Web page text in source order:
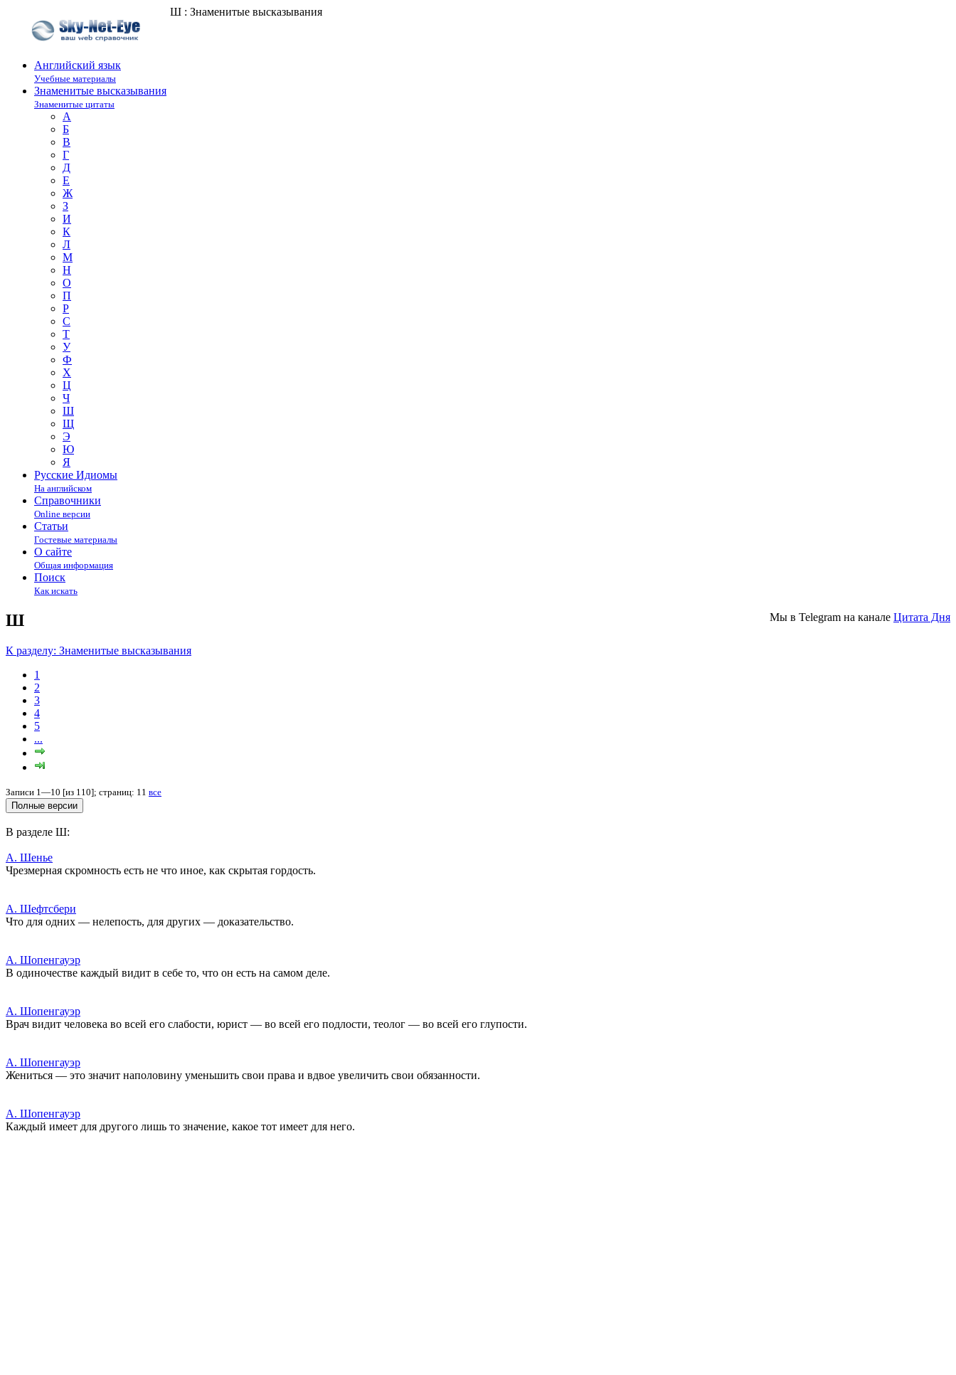
Ш : Знаменитые высказывания
Английский язык
Учебные материалы
Знаменитые высказывания
Знаменитые цитаты
А
Б
В
Г
Д
Е
Ж
З
И
К
Л
М
Н
О
П
Р
С
Т
У
Ф
Х
Ц
Ч
Ш
Щ
Э
Ю
Я
Русские Идиомы
На английском
Справочники
Online версии
Статьи
Гостевые материалы
О сайте
Общая информация
Поиск
Как искать
Мы в Telegram на канале Цитата Дня
Ш
К разделу: Знаменитые высказывания
1
2
3
4
5
...
Записи 1—10 [из 110]; страниц: 11 все
В разделе Ш:
А. Шенье
Чрезмерная скромность есть не что иное, как скрытая гордость.
А. Шефтсбери
Что для одних — нелепость, для других — доказательство.
А. Шопенгауэр
В одиночестве каждый видит в себе то, что он есть на самом деле.
А. Шопенгауэр
Врач видит человека во всей его слабости, юрист — во всей его подлости, теолог — во всей его глупости.
А. Шопенгауэр
Жениться — это значит наполовину уменьшить свои права и вдвое увеличить свои обязанности.
А. Шопенгауэр
Каждый имеет для другого лишь то значение, какое тот имеет для него.